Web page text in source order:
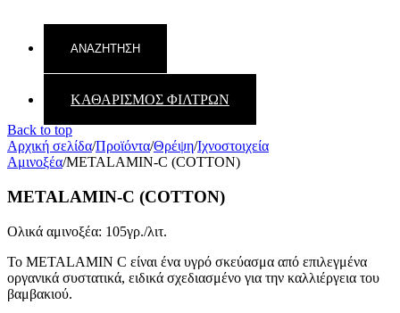
ΚΑΘΑΡΙΣΜΟΣ ΦΙΛΤΡΩΝ
Back to top
Αρχική σελίδα/Προϊόντα/Θρέψη/Ιχνοστοιχεία
Αμινοξέα/METALAMIN-C (COTTON)
METALAMIN-C (COTTON)
Ολικά αμινοξέα: 105γρ./λιτ.
To METALAMIN C είναι ένα υγρό σκεύασμα από επιλεγμένα
οργανικά συστατικά, ειδικά σχεδιασμένο για την καλλιέργεια του
βαμβακιού.